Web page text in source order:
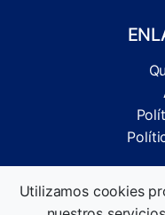
Utilizamos cookies